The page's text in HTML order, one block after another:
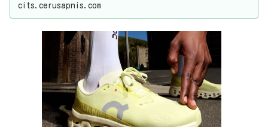
cits.cerusapnis.com